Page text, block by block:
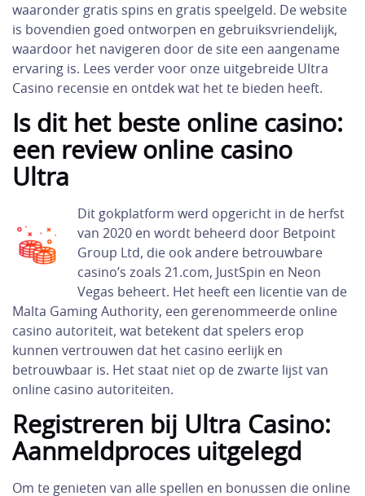
waaronder gratis spins en gratis speelgeld. De website
is bovendien goed ontworpen en gebruiksvriendelijk,
waardoor het navigeren door de site een aangename
ervaring is. Lees verder voor onze uitgebreide Ultra
Casino recensie en ontdek wat het te bieden heeft.
Is dit het beste online casino:
een review online casino
Ultra
Dit gokplatform werd opgericht in de herfst
van 2020 en wordt beheerd door Betpoint
Group Ltd, die ook andere betrouwbare
casino’s zoals 21.com, JustSpin en Neon
Vegas beheert. Het heeft een licentie van de
Malta Gaming Authority, een gerenommeerde online
casino autoriteit, wat betekent dat spelers erop
kunnen vertrouwen dat het casino eerlijk en
betrouwbaar is. Het staat niet op de zwarte lijst van
online casino autoriteiten.
Registreren bij Ultra Casino:
Aanmeldproces uitgelegd
Om te genieten van alle spellen en bonussen die online